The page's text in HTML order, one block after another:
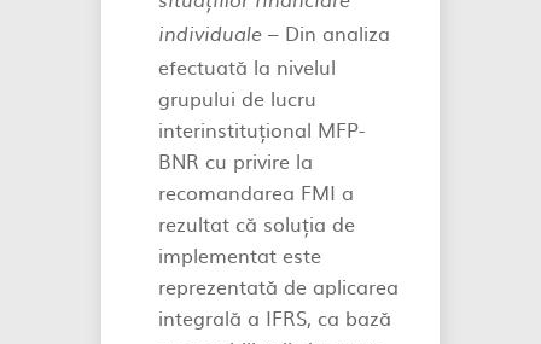
individuale – Din analiza
efectuată la nivelul
grupului de lucru
interinstituțional MFP-
BNR cu privire la
recomandarea FMI a
rezultat că soluția de
implementat este
reprezentată de aplicarea
integrală a IFRS, ca bază